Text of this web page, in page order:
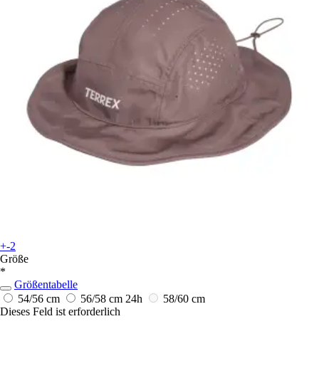
+-2
Größe
*
Größentabelle
54/56 cm
56/58 cm 24h
58/60 cm
Dieses Feld ist erforderlich